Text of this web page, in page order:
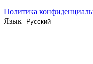
Политика
Язык